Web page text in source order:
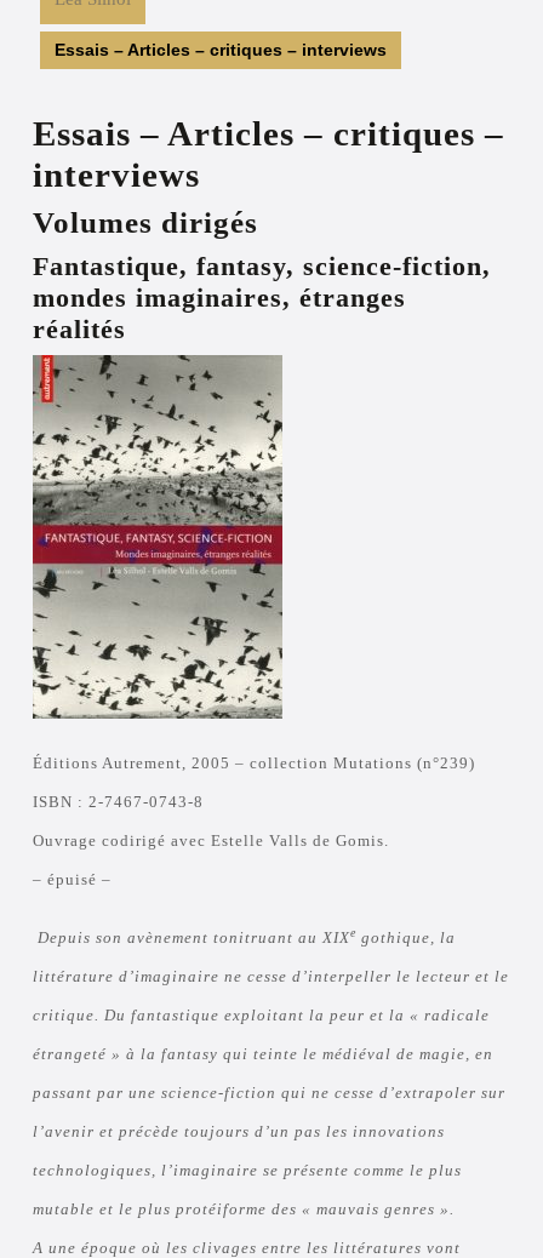
Essais – Articles – critiques – interviews
Essais – Articles – critiques –
interviews
Volumes dirigés
Fantastique, fantasy, science-fiction,
mondes imaginaires, étranges
réalités
Éditions Autrement, 2005 – collection Mutations (n°239)
ISBN : 2-7467-0743-8
Ouvrage codirigé avec Estelle Valls de Gomis.
– épuisé –
Depuis son avènement tonitruant au XIXe gothique, la
littérature d’imaginaire ne cesse d’interpeller le lecteur et le
critique. Du fantastique exploitant la peur et la « radicale
étrangeté » à la fantasy qui teinte le médiéval de magie, en
passant par une science-fiction qui ne cesse d’extrapoler sur
l’avenir et précède toujours d’un pas les innovations
technologiques, l’imaginaire se présente comme le plus
mutable et le plus protéiforme des « mauvais genres ».
A une époque où les clivages entre les littératures vont